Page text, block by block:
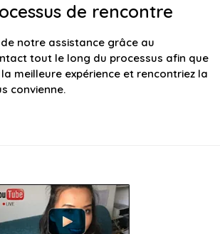
de rencontre
notre assistance grâce au
tout le long du processus afin que
meilleure expérience et rencontriez la
convienne.